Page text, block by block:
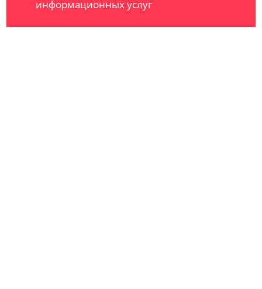
информационных услуг